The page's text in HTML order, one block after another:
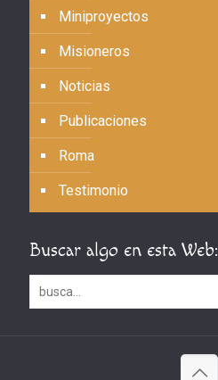
Miniproyectos
Misioneros
Noticias
Publicaciones
Roma
Testimonio
Buscar algo en esta Web: